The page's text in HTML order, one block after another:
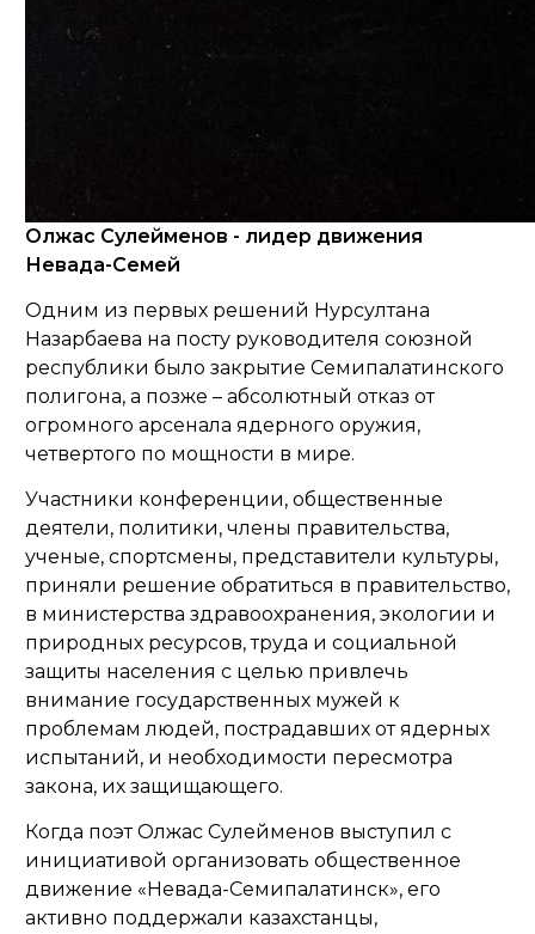
Олжас Сулейменов - лидер движения
Невада-Семей
Одним из первых решений Нурсултана
Назарбаева на посту руководителя союзной
республики было закрытие Семипалатинского
полигона, а позже – абсолютный отказ от
огромного арсенала ядерного оружия,
четвертого по мощности в мире.
Участники конференции, общественные
деятели, политики, члены правительства,
ученые, спортсмены, представители культуры,
приняли решение обратиться в правительство,
в министерства здравоохранения, экологии и
природных ресурсов, труда и социальной
защиты населения с целью привлечь
внимание государственных мужей к
проблемам людей, пострадавших от ядерных
испытаний, и необходимости пересмотра
закона, их защищающего.
Когда поэт Олжас Сулейменов выступил с
инициативой организовать общественное
движение «Невада-Семипалатинск», его
активно поддержали казахстанцы,